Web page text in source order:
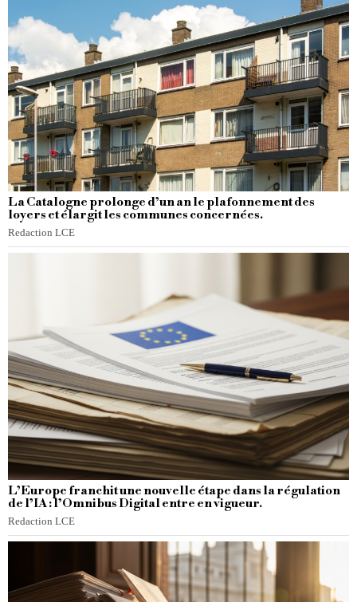
La Catalogne prolonge d’un an le plafonnement des
loyers et élargit les communes concernées.
Redaction LCE
L’Europe franchit une nouvelle étape dans la régulation
de l’IA : l’Omnibus Digital entre en vigueur.
Redaction LCE